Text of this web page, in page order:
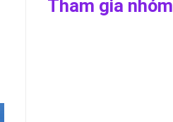
Tham gia nhóm